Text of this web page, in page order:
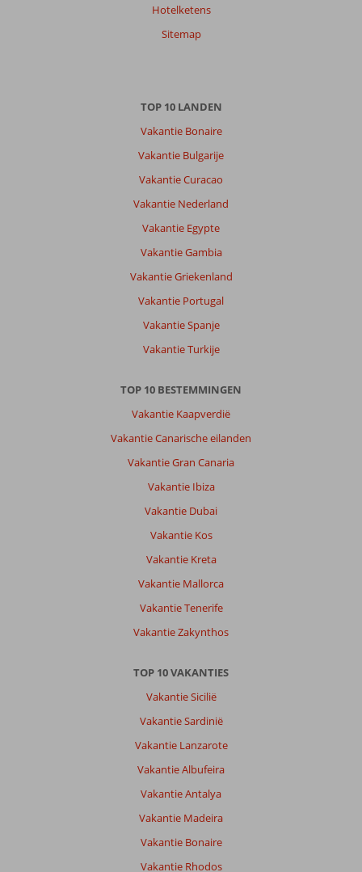
Hotelketens
Sitemap
TOP 10 LANDEN
Vakantie Bonaire
Vakantie Bulgarije
Vakantie Curacao
Vakantie Nederland
Vakantie Egypte
Vakantie Gambia
Vakantie Griekenland
Vakantie Portugal
Vakantie Spanje
Vakantie Turkije
TOP 10 BESTEMMINGEN
Vakantie Kaapverdië
Vakantie Canarische eilanden
Vakantie Gran Canaria
Vakantie Ibiza
Vakantie Dubai
Vakantie Kos
Vakantie Kreta
Vakantie Mallorca
Vakantie Tenerife
Vakantie Zakynthos
TOP 10 VAKANTIES
Vakantie Sicilië
Vakantie Sardinië
Vakantie Lanzarote
Vakantie Albufeira
Vakantie Antalya
Vakantie Madeira
Vakantie Bonaire
Vakantie Rhodos